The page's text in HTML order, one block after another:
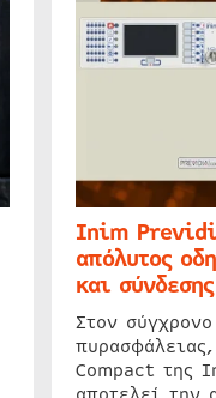
Inim
απόλυτος
και
Στον
Compact της